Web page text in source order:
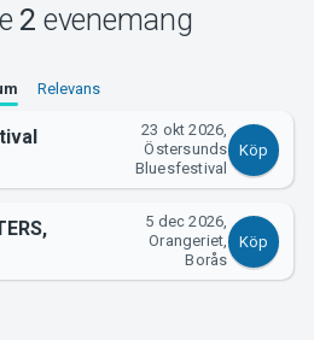
2 evenemang
Relevans
23 okt 2026,
Östersunds
Bluesfestival
Köp
5 dec 2026,
Orangeriet,
Borås
Köp